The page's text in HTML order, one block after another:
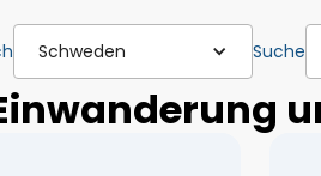
Schweden Suche